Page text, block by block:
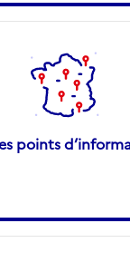
points